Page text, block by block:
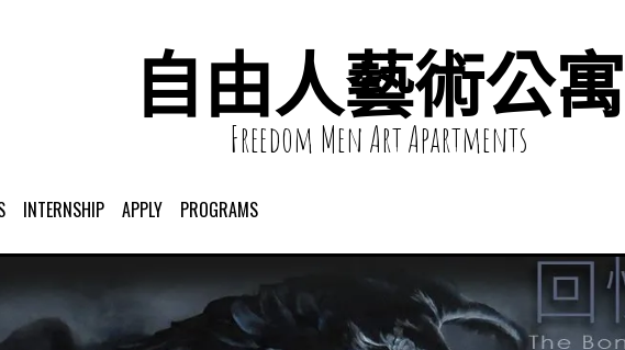
自由人藝術公寓
Freedom Men Art Apartments
INTERNSHIP APPLY PROGRAMS